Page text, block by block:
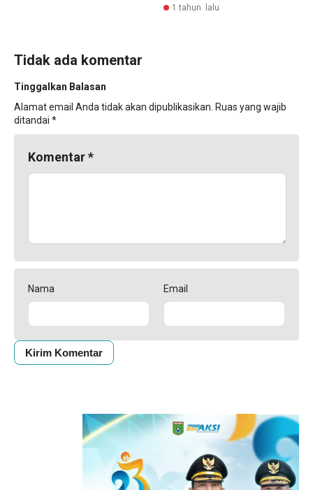
1 tahun lalu
Tidak ada komentar
Tinggalkan Balasan
Alamat email Anda tidak akan dipublikasikan. Ruas yang wajib
ditandai *
Komentar*
Nama Email